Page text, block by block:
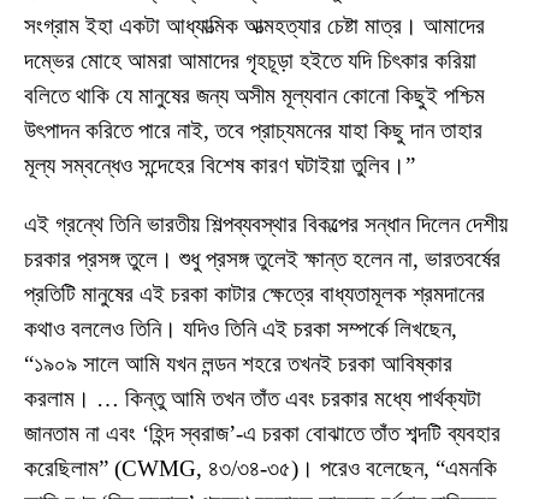
সংগ্রাম ইহা একটা আধ্যাত্মিক আত্মহত্যার চেষ্টা মাত্র। আমাদের
দম্ভের মোহে আমরা আমাদের গৃহচূড়া হইতে যদি চিৎকার করিয়া
বলিতে থাকি যে মানুষের জন্য অসীম মূল্যবান কোনো কিছুই পশ্চিম
উৎপাদন করিতে পারে নাই, তবে প্রাচ্যমনের যাহা কিছু দান তাহার
মূল্য সম্বন্ধেও সন্দেহের বিশেষ কারণ ঘটাইয়া তুলিব।”
এই গ্রন্থে তিনি ভারতীয় শিল্পব্যবস্থার বিকল্পের সন্ধান দিলেন দেশীয়
চরকার প্রসঙ্গ তুলে। শুধু প্রসঙ্গ তুলেই ক্ষান্ত হলেন না, ভারতবর্ষের
প্রতিটি মানুষের এই চরকা কাটার ক্ষেত্রে বাধ্যতামূলক শ্রমদানের
কথাও বললেও তিনি। যদিও তিনি এই চরকা সম্পর্কে লিখছেন,
“১৯০৯ সালে আমি যখন লন্ডন শহরে তখনই চরকা আবিষ্কার
করলাম। … কিন্তু আমি তখন তাঁত এবং চরকার মধ্যে পার্থক্যটা
জানতাম না এবং ‘হিন্দ স্বরাজ’-এ চরকা বোঝাতে তাঁত শব্দটি ব্যবহার
করেছিলাম” (CWMG, ৪৩/৩৪-৩৫)। পরেও বলেছেন, “এমনকি